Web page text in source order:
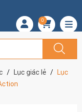
0
Lục giác lẻ
Lục